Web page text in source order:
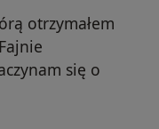
otrzymałem
się o